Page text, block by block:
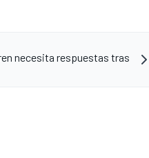
necesita respuestas tras